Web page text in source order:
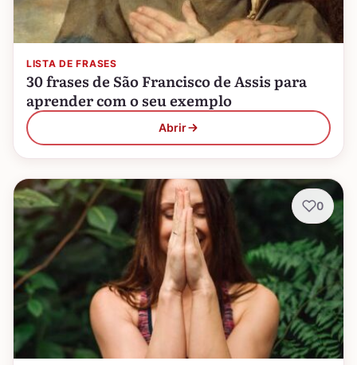
LISTA DE FRASES
30 frases de São Francisco de Assis para
aprender com o seu exemplo
Abrir
0